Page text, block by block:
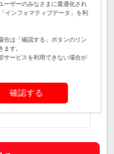
上場／年休125日／平均勤
年以上あること 【働き方デ
日 ■有給休暇：平均12.
間／月 ⇒働きやすい…
ーザーのみなさまに最適化され
インフォマティブデータ」を利
合は「確認する」ボタンのリン
す。
サービスを利用できない場合が
確認する